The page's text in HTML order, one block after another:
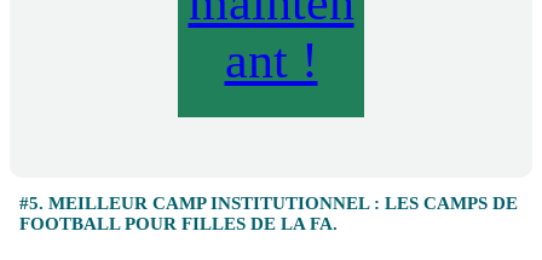
ant !
#5. MEILLEUR CAMP INSTITUTIONNEL : LES CAMPS DE
FOOTBALL POUR FILLES DE LA FA.